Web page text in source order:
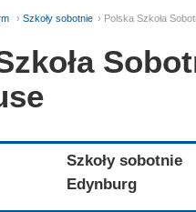
Szkoły sobotnie Polska Szkoła
Szkoły sobotnie
Edynburg